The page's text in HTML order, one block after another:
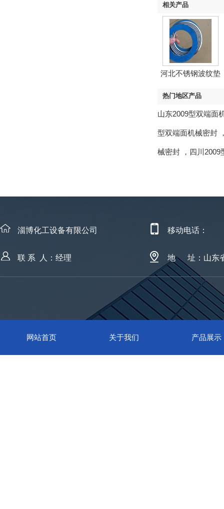
相关产品
河北不锈钢波纹垫
热门地区产品
山东2009型双端面
型双端面机械密封
械密封 ， 四川2009
淄博化工设备有限公司
联 系 人：经理
移动电话：
地 址：山东
网站首页 关于我们 产品展示